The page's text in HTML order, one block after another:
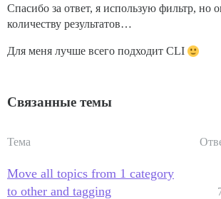
Спасибо за ответ, я использую фильтр, но
количеству результатов…
Для меня лучше всего подходит CLI
Связанные темы
Тема
Move all topics from 1 category
to other and tagging